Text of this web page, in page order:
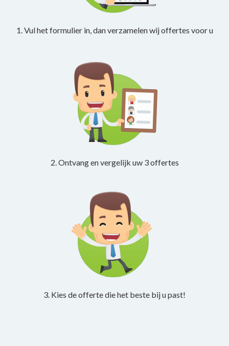
1. Vul het formulier in, dan verzamelen wij offertes voor u
2. Ontvang en vergelijk uw 3 offertes
3. Kies de offerte die het beste bij u past!